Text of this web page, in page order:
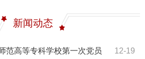
新闻动态
12-19
范高等专科学校第一次党员